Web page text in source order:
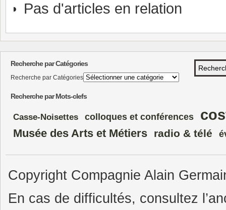
Pas d'articles en relation
Recherche par Catégories
Recherche par Catégories
Recherche par Mots-clefs
Casse-Noisettes colloques et conférences
Musée des Arts et Métiers radio & télé
Copyright Compagnie Alain
En cas de difficultés, consultez